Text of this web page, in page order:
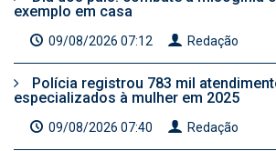
exemplo em casa
09/08/2026 07:12 Redação
Polícia registrou 783 mil
especializados à mulher em 2025
09/08/2026 07:40 Redação